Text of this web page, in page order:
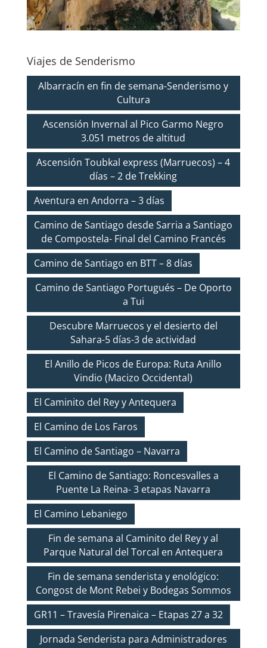
Viajes de Senderismo
Albarracín en fin de semana-Senderismo y
Cultura
Ascensión Invernal al Pico Garmo Negro
3.051 metros de altitud
Ascensión Toubkal express (Marruecos) – 4
días – 2 de Trekking
Aventura en Andorra – 3 días
Camino de Santiago desde Sarria a Santiago
de Compostela- Final del Camino Francés
Camino de Santiago en BTT – 8 días
Camino de Santiago Portugués – De Oporto
a Tui
Descubre Marruecos y el desierto del
Sahara-5 días-3 de actividad
El Anillo de Picos de Europa: Ruta Anillo
Vindio (Macizo Occidental)
El Caminito del Rey y Antequera
El Camino de Los Faros
El Camino de Santiago – Navarra
El Camino de Santiago: Roncesvalles a
Puente La Reina- 3 etapas Navarra
El Camino Lebaniego
Fin de semana al Caminito del Rey y al
Parque Natural del Torcal en Antequera
Fin de semana senderista y enológico:
Congost de Mont Rebei y Bodegas Sommos
GR11 – Travesía Pirenaica – Etapas 27 a 32
Jornada Senderista para Administradores